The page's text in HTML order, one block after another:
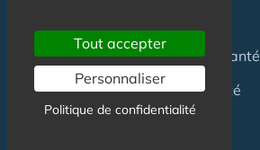
Location locauxen Maison de Santé
Achat locauxen Maison de Santé
Tout accepter
Personnaliser
Politique de confidentialité